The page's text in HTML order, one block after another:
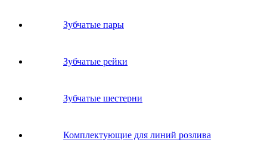
Зубчатые пары
Зубчатые рейки
Зубчатые шестерни
Комплектующие для линий розлива